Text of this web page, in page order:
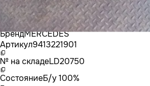
БрендMERCEDES
Артикул9413221901
№ на складеLD20750
СостояниеБ/у 100%